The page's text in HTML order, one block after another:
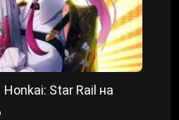
Star Rail на